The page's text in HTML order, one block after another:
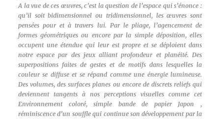
A la vue de ces œuvres, c’est la question de l’espace qui s’énonce :
qu’il soit bidimensionnel ou tridimensionnel, les œuvres sont
pensées pour et à travers lui. Par le pliage, l’agencement de
formes géométriques ou encore par la simple déposition, elles
occupent une étendue qui leur est propre et se déploient dans
notre espace par des jeux alliant profondeur et planéité. Des
superpositions faites de gestes et de motifs dans lesquelles la
couleur se diffuse et se répand comme une énergie lumineuse.
Des volumes, des surfaces planes ou encore de discrets reliefs qui
deviennent tangents à nos perceptions visuelles comme cet
Environnement coloré, simple bande de papier Japon ,
réminiscence d’un souffle qui continue son développement par la